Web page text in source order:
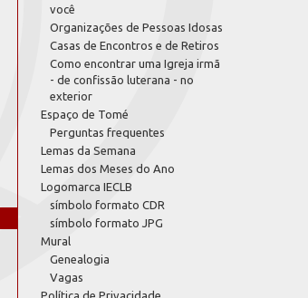
você
Organizações de Pessoas Idosas
Casas de Encontros e de Retiros
Como encontrar uma Igreja irmã
- de confissão luterana - no
exterior
Espaço de Tomé
Perguntas frequentes
Lemas da Semana
Lemas dos Meses do Ano
Logomarca IECLB
símbolo formato CDR
símbolo formato JPG
Mural
Genealogia
Vagas
Política de Privacidade